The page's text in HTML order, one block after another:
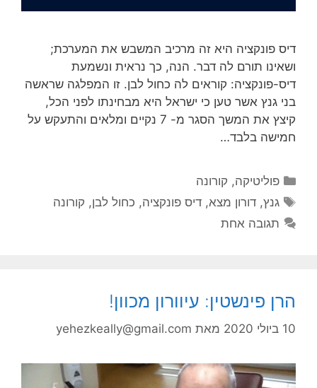
דיס פונקציה היא זה מרכיב המשבש את המערכת;
ושאינו תורם לה דבר. הנה, כך נראית ונשמעת
דיס-פונקציה: קוראים לה כחול לבן. זו המפלגה שראשה
בני גנץ אשר טען כי ישראל היא מבחינתו לפני הכל,
קיצץ את המשך הסגר מ- 7 נקיים ומלאים והתעקש על
חמישה בלבד…
קטגוריות
פוליטיקה, קורונה
תגיות
גנץ,דורון מצא,דיס פונקציה, כחול לבן, קורונה
תגובה אחת
הרן פינשטין: עיוורון מכוון!
10 ביולי 2020 מאת yehezkeally@gmail.com